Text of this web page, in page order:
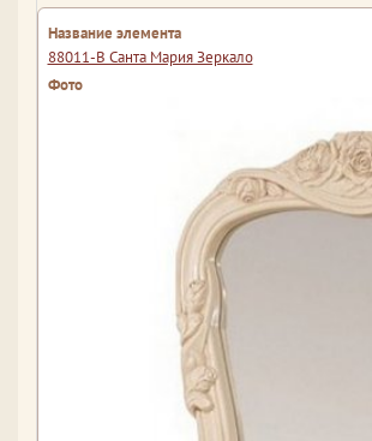
88011-В Санта Мария Зеркало